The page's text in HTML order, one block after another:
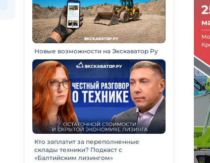
Новые возможности на Экскаватор Ру
Кто заплатит за переполненные
склады техники? Подкаст с
«Балтийским лизингом»